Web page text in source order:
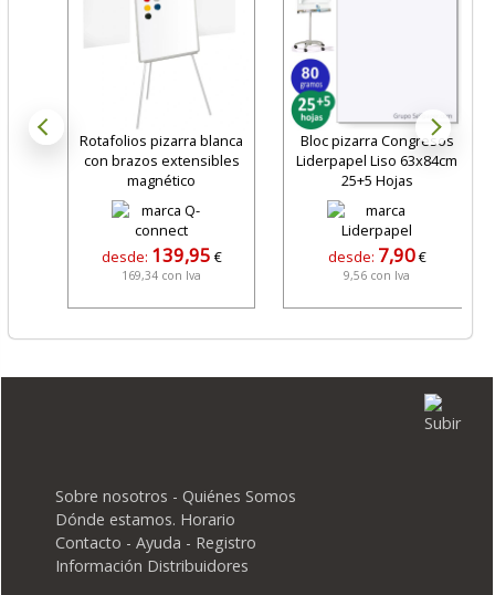
Rotafolios pizarra blanca
con brazos extensibles
magnético
desde: 139,95 €
169,34 con Iva
Bloc pizarra Congresos
Liderpapel Liso 63x84cm
25+5 Hojas
desde: 7,90€
9,56 con Iva
Sobre nosotros - Quiénes Somos
Dónde estamos. Horario
Contacto - Ayuda - Registro
Información Distribuidores